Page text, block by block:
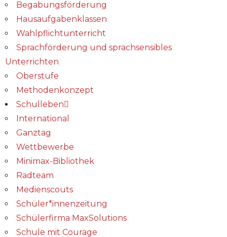
Begabungs­förderung
Hausaufgabenklassen
Wahlpflichtunterricht
Sprachförderung und sprachsensibles
Unterrichten
Oberstufe
Methodenkonzept
Schulleben
International
Ganztag
Wettbewerbe
Minimax-Bibliothek​
Radteam
Medienscouts
Schüler*innenzeitung
Schülerfirma MaxSolutions
Schule mit Courage